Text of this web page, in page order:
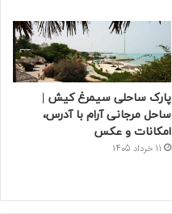
پارک ساحلی سیمرغ کیش |
ساحل مرجانی آرام با آدرس،
امکانات و عکس
11 خرداد 1405